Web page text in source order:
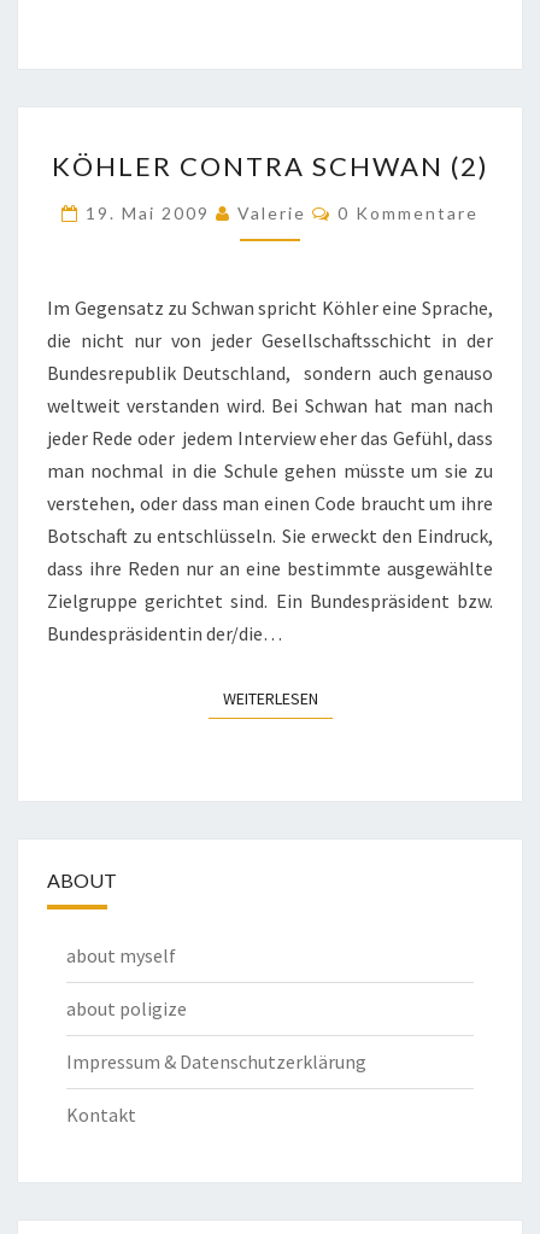
CONTRA
SCHWAN
(2)
KÖHLER CONTRA SCHWAN (2)
19. Mai 2009 Valerie Kommentare
0 Kommentare
Im Gegensatz zu Schwan spricht Köhler eine Sprache,
die nicht nur von jeder Gesellschaftsschicht in der
Bundesrepublik Deutschland, sondern auch genauso
weltweit verstanden wird. Bei Schwan hat man nach
jeder Rede oder jedem Interview eher das Gefühl, dass
man nochmal in die Schule gehen müsste um sie zu
verstehen, oder dass man einen Code braucht um ihre
Botschaft zu entschlüsseln. Sie erweckt den Eindruck,
dass ihre Reden nur an eine bestimmte ausgewählte
Zielgruppe gerichtet sind. Ein Bundespräsident bzw.
Bundespräsidentin der/die…
WEITERLESENWEITERLESEN
ABOUT
about myself
about poligize
Impressum & Datenschutzerklärung
Kontakt